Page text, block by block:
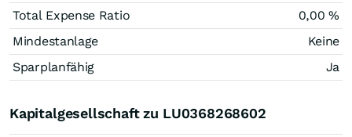
Total Expense Ratio
0,00 %
Mindestanlage
Keine
Sparplanfähig
Ja
Kapitalgesellschaft zu LU0368268602